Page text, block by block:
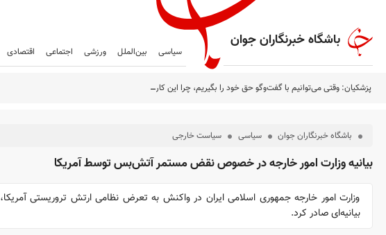
باشگاه خبرنگاران جوان
سیاسی بین‌الملل ورزشی اجتماعی اقتصادی
پزشکیان: وقتی می‌توانیم با گفت‌و‌گو حق خود را بگیریم، چرا این کار را نکنیم؟
باشگاه خبرنگاران جوان سیاسی سیاست خارجی
بیانیه وزارت امور خارجه در خصوص نقض مستمر آتش‌بس توسط آمریکا
وزارت امور خارجه جمهوری اسلامی ایران در واکنش به تعرض نظامی ارتش تروریستی آمریکا،
بیانیه‌ای صادر کرد.